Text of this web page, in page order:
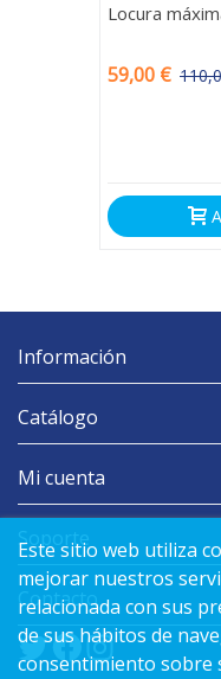
Locura
59,00 €
Este sitio web utiliza
mejorar nuestros
relacionada con sus
de sus hábitos de
consentimiento sobre
Información
Catálogo
Mi cuenta
Soporte
Contacto